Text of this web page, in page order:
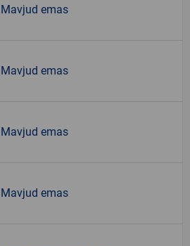
Mavjud emas
Mavjud emas
Mavjud emas
Mavjud emas